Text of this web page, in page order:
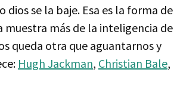
se la baje. Esa es la forma de
más de la inteligencia de
queda otra que aguantarnos y
Hugh Jackman, Christian Bale,